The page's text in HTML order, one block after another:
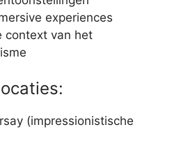
experiences
context van het
(impressionistische